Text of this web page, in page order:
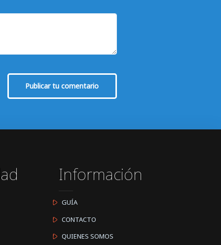
Publicar tu comentario
Información
GUÍA
CONTACTO
QUIENES SOMOS